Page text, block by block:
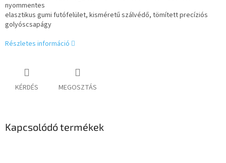
nyommentes
elasztikus gumi futófelület, kisméretű szálvédő, tömített precíziós
golyóscsapágy
Részletes információ
KÉRDÉS MEGOSZTÁS
Kapcsolódó termékek